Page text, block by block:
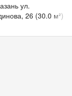
ул.
26 (30.0 м²)